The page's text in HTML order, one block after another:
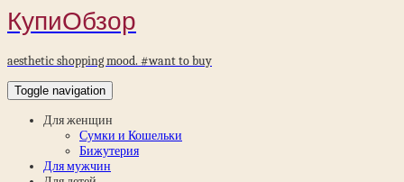
КупиОбзор
aesthetic shopping mood. #want to buy
Toggle navigation
Для женщин
Сумки и Кошельки
Бижутерия
Для мужчин